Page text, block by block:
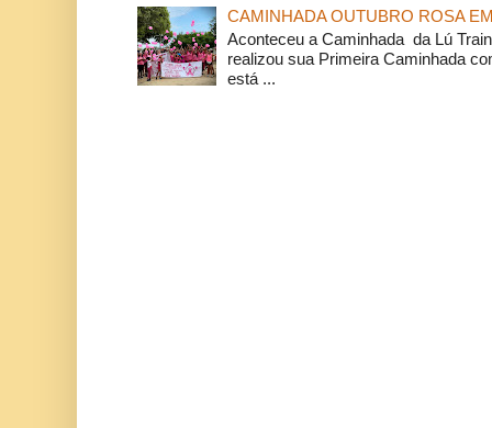
CAMINHADA OUTUBRO ROSA
Aconteceu a Caminhada da Lú
realizou sua Primeira Caminhada
está ...